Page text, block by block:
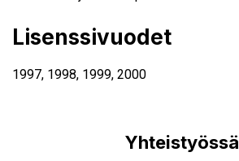
Lisenssivuodet
1997, 1998, 1999, 2000
Yhteistyössä